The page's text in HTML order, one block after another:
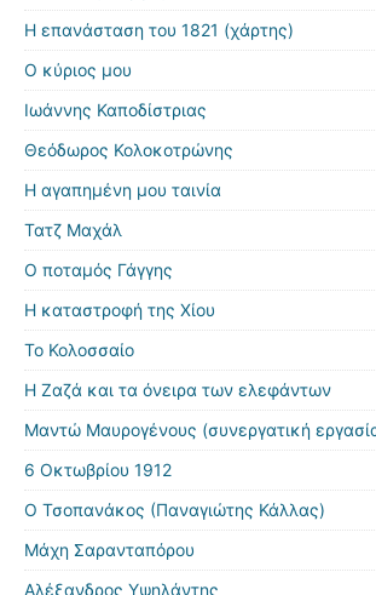
Η επανάσταση του 1821 (χάρτης)
Ο κύριος μου
Ιωάννης Καποδίστριας
Θεόδωρος Κολοκοτρώνης
Η αγαπημένη μου ταινία
Τατζ Μαχάλ
Ο ποταμός Γάγγης
Η καταστροφή της Χίου
Το Κολοσσαίο
Η Ζαζά και τα όνειρα των ελεφάντων
Μαντώ Μαυρογένους (συνεργατική
6 Οκτωβρίου 1912
Ο Τσοπανάκος (Παναγιώτης Κάλλας)
Μάχη Σαρανταπόρου
Αλέξανδρος Υψηλάντης